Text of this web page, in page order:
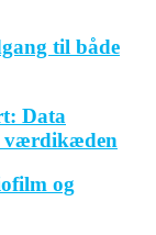
til både
Data
værdikæden
og